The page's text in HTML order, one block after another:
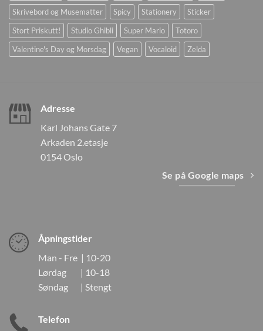
Skrivebord og Musematter
Spicy Stationery
Sticker
Stort Priskutt!
Studio Ghibli Super Mario
Totoro
Valentine's Day og Morsdag
Vegan Vocaloid Zelda
Adresse
Karl Johans Gate 7
Arkaden 2.etasje
0154 Oslo
Se på Google maps
Åpningstider
Man - Fre | 10-20
Lørdag | 10-18
Søndag | Stengt
Telefon